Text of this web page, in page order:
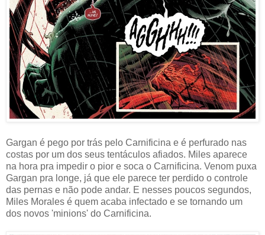
Gargan é pego por trás pelo Carnificina e é perfurado nas
costas por um dos seus tentáculos afiados. Miles aparece
na hora pra impedir o pior e soca o Carnificina. Venom puxa
Gargan pra longe, já que ele parece ter perdido o controle
das pernas e não pode andar. E nesses poucos segundos,
Miles Morales é quem acaba infectado e se tornando um
dos novos 'minions' do Carnificina.